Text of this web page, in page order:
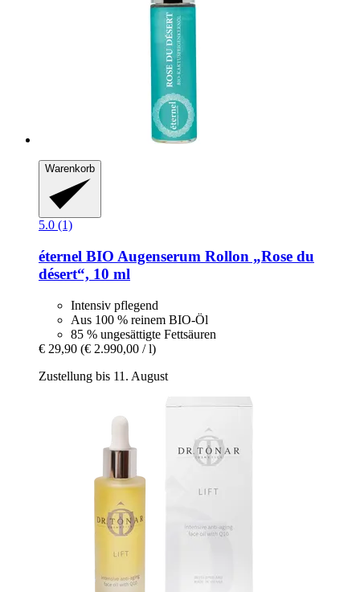
Warenkorb
5.0 (1)
éternel BIO Augenserum Rollon „Rose du
désert“, 10 ml
Intensiv pflegend
Aus 100 % reinem BIO-Öl
85 % ungesättigte Fettsäuren
€ 29,90 (€ 2.990,00 / l)
Zustellung bis 11. August